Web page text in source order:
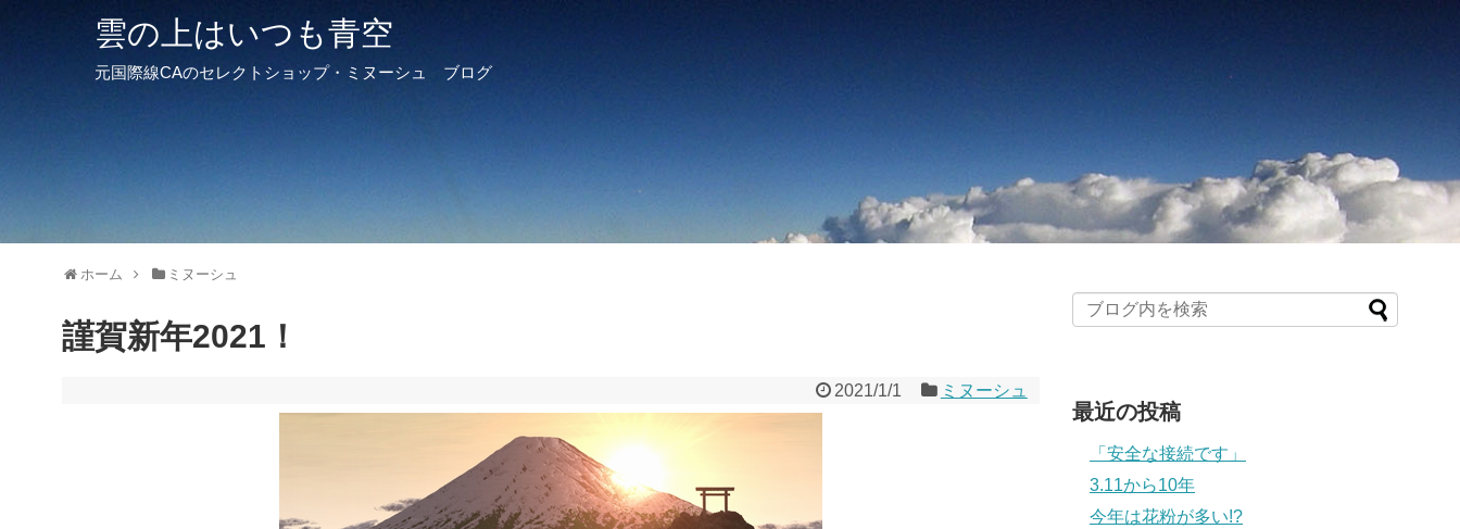
雲の上はいつも青空
元国際線CAのセレクトショップ・ミヌーシュ ブログ
ホーム ミヌーシュ
謹賀新年2021！
2021/1/1 ミヌーシュ
最近の投稿
「安全な接続です」
3.11から10年
今年は花粉が多い!?